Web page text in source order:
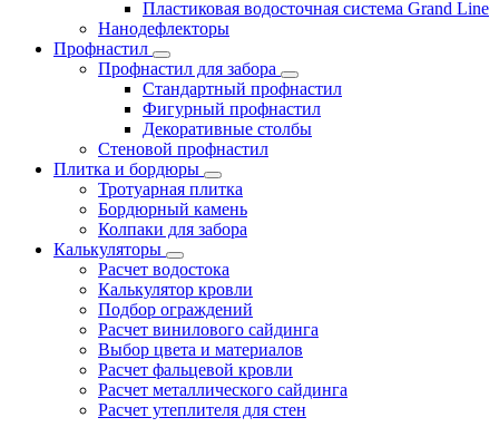
Пластиковая водосточная система Grand Line
Нанодефлекторы
Профнастил
Профнастил для забора
Стандартный профнастил
Фигурный профнастил
Декоративные столбы
Стеновой профнастил
Плитка и бордюры
Тротуарная плитка
Бордюрный камень
Колпаки для забора
Калькуляторы
Расчет водостока
Калькулятор кровли
Подбор ограждений
Расчет винилового сайдинга
Выбор цвета и материалов
Расчет фальцевой кровли
Расчет металлического сайдинга
Расчет утеплителя для стен